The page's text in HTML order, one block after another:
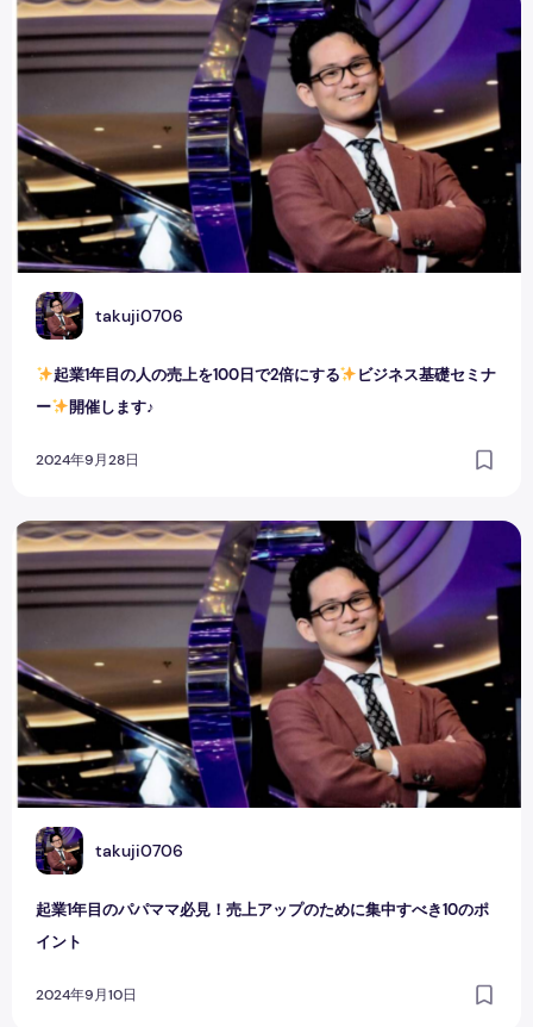
T takuji0706
起業1年目の人の売上を100日で2倍にする
ビジネス基礎セミナ
ー
開催します♪
2024年9月28日
T takuji0706
起業1年目のパパママ必見！売上アップのために集中すべき10のポ
イント
2024年9月10日
起業1年目のパパママ必見！売上アップのために集中すべき